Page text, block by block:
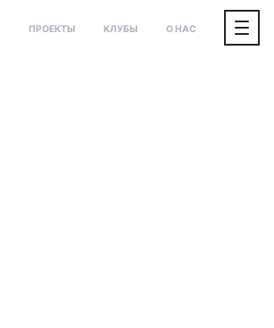
ПРОЕКТЫ КЛУБЫ О НАС